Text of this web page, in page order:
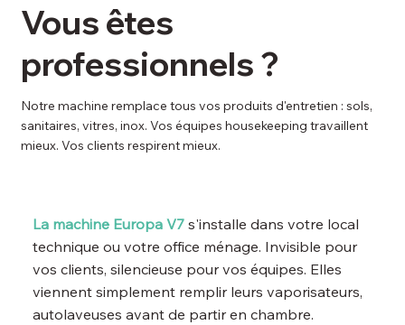
Vous êtes
professionnels ?
Notre machine remplace tous vos produits d'entretien : sols,
sanitaires, vitres, inox. Vos équipes housekeeping travaillent
mieux. Vos clients respirent mieux.
La machine Europa V7 s'installe dans votre local
technique ou votre office ménage. Invisible pour
vos clients, silencieuse pour vos équipes. Elles
viennent simplement remplir leurs vaporisateurs,
autolaveuses avant de partir en chambre.